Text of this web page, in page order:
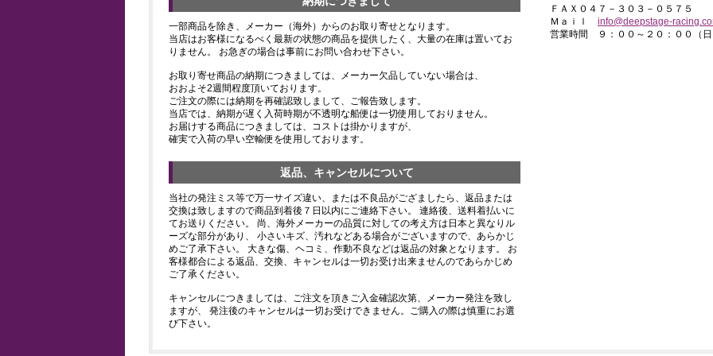
一部商品を除き、メーカー（海外）からのお取り寄せとなります。
当店はお客様になるべく最新の状態の商品を提供したく、大量の在庫は置いてお
りません。 お急ぎの場合は事前にお問い合わせ下さい。
お取り寄せ商品の納期につきましては、メーカー欠品していない場合は、
おおよそ2週間程度頂いております。
ご注文の際には納期を再確認致しまして、ご報告致します。
当店では、納期が遅く入荷時期が不透明な船便は一切使用しておりません。
お届けする商品につきましては、コストは掛かりますが、
確実で入荷の早い空輸便を使用しております。
返品、キャンセルについて
当社の発注ミス等で万一サイズ違い、または不良品がござましたら、返品または
交換は致しますので商品到着後７日以内にご連絡下さい。 連絡後、送料着払いに
てお送りください。 尚、海外メーカーの品質に対しての考え方は日本と異なりル
ーズな部分があり、 小さいキズ、汚れなどある場合がございますので、あらかじ
めご了承下さい。 大きな傷、ヘコミ、作動不良などは返品の対象となります。 お
客様都合による返品、交換、キャンセルは一切お受け出来ませんのであらかじめ
ご了承ください。
キャンセルにつきましては、ご注文を頂きご入金確認次第、メーカー発注を致し
ますが、 発注後のキャンセルは一切お受けできません。ご購入の際は慎重にお選
び下さい。
ＦＡＸ０４７－３０３－０５７５
Ｍａｉｌ info@deepstage-
営業時間 ９：００～２０：００（日